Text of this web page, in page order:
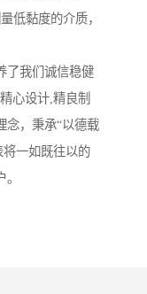
低黏度的介质，
了我们诚信稳健
心设计,精良制
念，秉承“以德载
一如既往以的